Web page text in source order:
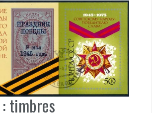
: timbres